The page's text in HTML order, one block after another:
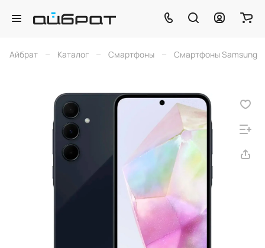
Айбрат – Каталог – Смартфоны – Смартфоны Samsung